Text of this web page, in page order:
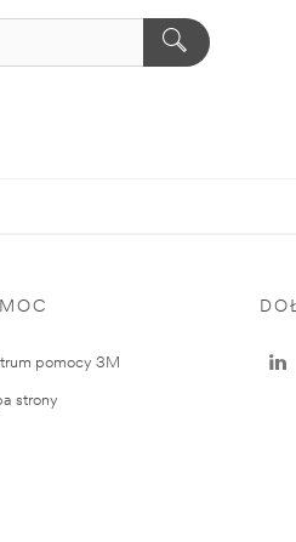
pomocy 3M
strony